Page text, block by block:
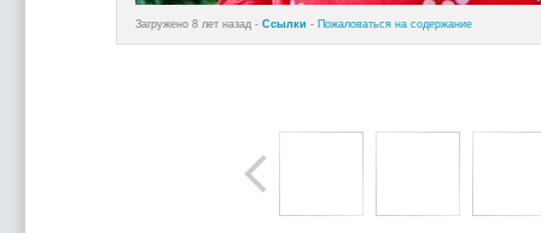
Загружено 8 лет назад - Ссылки - Пожаловаться на содержание